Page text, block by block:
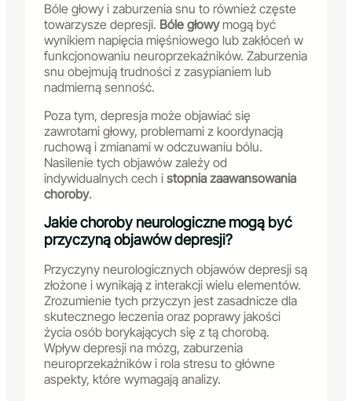
Bóle głowy i zaburzenia snu to również częste
towarzysze depresji. Bóle głowymogą być
wynikiem napięcia mięśniowego lub zakłóceń w
funkcjonowaniu neuroprzekaźników. Zaburzenia
snu obejmują trudności z zasypianiem lub
nadmierną senność.
Poza tym, depresja może objawiać się
zawrotami głowy, problemami z koordynacją
ruchową i zmianami w odczuwaniu bólu.
Nasilenie tych objawów zależy od
indywidualnych cech i stopnia zaawansowania
choroby.
Jakie choroby neurologiczne mogą być
przyczyną objawów depresji?
Przyczyny neurologicznych objawów depresji są
złożone i wynikają z interakcji wielu elementów.
Zrozumienie tych przyczyn jest zasadnicze dla
skutecznego leczenia oraz poprawy jakości
życia osób borykających się z tą chorobą.
Wpływ depresji na mózg, zaburzenia
neuroprzekaźników i rola stresu to główne
aspekty, które wymagają analizy.